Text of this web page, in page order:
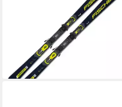
On-Piste-Rocker Alpinski +
Bindung RC4 Z11
UVP700,00 €
lieferbar - in 2-3 Werktagen bei dir